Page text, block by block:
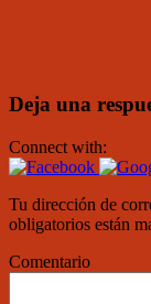
Deja una
Connect with:
Tu dirección de
obligatorios están
Comentario